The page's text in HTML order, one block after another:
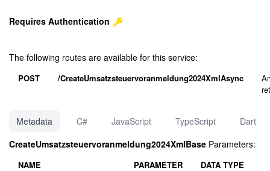
Requires Authentication
The following routes are available for this service:
POST /CreateUmsatzsteuervoranmeldung2024XmlAsync
Metadata C# JavaScript TypeScript
Dart
CreateUmsatzsteuervoranmeldung2024XmlBase Parameters:
NAME PARAMETER
DATA TYPE